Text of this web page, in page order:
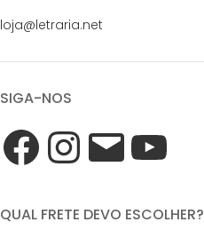
loja@letraria.net
SIGA-NOS
QUAL FRETE DEVO ESCOLHER?